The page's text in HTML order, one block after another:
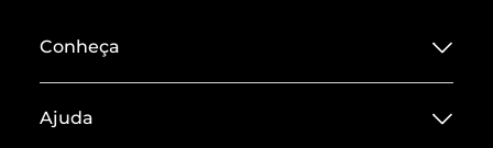
Conheça
Termos de Uso
Ajuda